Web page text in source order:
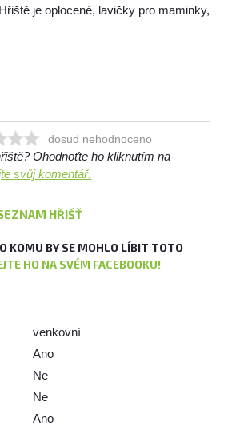
je oplocené, lavičky pro maminky,
dosud nehodnoceno
Ohodnoťte ho kliknutím na
svůj komentář.
HŘIŠŤ
KOMU BY SE MOHLO LÍBIT TOTO
HO NA SVÉM FACEBOOKU!
venkovní
Ano
Ne
Ne
Ano